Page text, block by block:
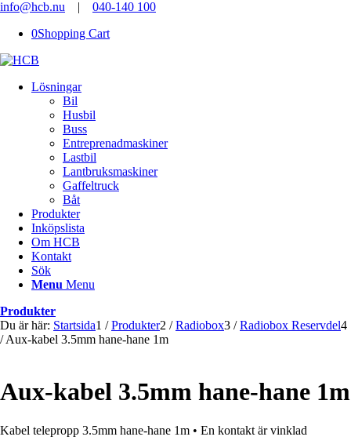
info@hcb.nu | 040-140 100
0Shopping Cart
Lösningar
Bil
Husbil
Buss
Entreprenadmaskiner
Lastbil
Lantbruksmaskiner
Gaffeltruck
Båt
Produkter
Inköpslista
Om HCB
Kontakt
Sök
Menu Menu
Produkter
Du är här: Startsida1 / Produkter2 / Radiobox3 / Radiobox Reservdel4
/ Aux-kabel 3.5mm hane-hane 1m
Aux-kabel 3.5mm hane-hane 1m
Kabel telepropp 3.5mm hane-hane 1m • En kontakt är vinklad